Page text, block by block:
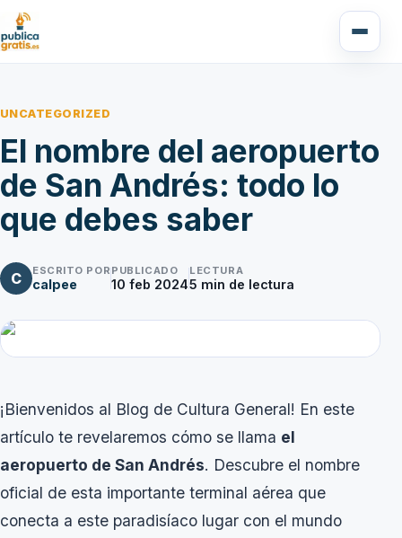
UNCATEGORIZED
El nombre del aeropuerto
de San Andrés: todo lo
que debes saber
C ESCRITO POR
calpee
PUBLICADO
10 feb 2024
LECTURA
5 min de lectura
¡Bienvenidos al Blog de Cultura General! En este
artículo te revelaremos cómo se llama el
aeropuerto de San Andrés. Descubre el nombre
oficial de esta importante terminal aérea que
conecta a este paradisíaco lugar con el mundo